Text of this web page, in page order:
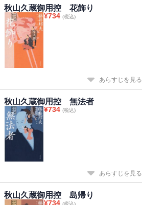
秋山久蔵御用控 花飾り
¥734 (税込)
あらすじを見る
秋山久蔵御用控 無法者
¥734 (税込)
あらすじを見る
秋山久蔵御用控 島帰り
¥734 (税込)